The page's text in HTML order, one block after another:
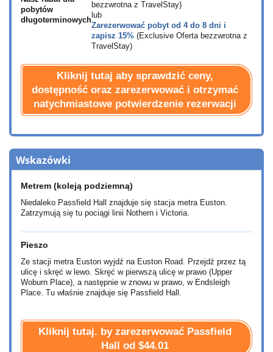
pobytów
długoterminowych
bezzwrotna z TravelStay)
lub
Zarezerwować pobyt od 4 do 8 dni i
zapisz 15% (Exclusive Oferta bezzwrotna z
TravelStay)
Kliknij tutaj aby sprawdzić ceny,
dostępność oraz zarezerwować i otrzymać
natychmiastowe potwierdzenie rezerwacji
Wskazówki
Metrem (koleją podziemną)
Niedaleko Passfield Hall znajduje się stacja metra Euston.
Zatrzymują się tu pociągi linii Nothern i Victoria.
Pieszo
Ze stacji metra Euston wyjdź na Euston Road. Przejdź przez tą
ulicę i skręć w lewo. Skręć w pierwszą ulicę w prawo (Upper
Woburn Place), a następnie w znowu w prawo, w Endsleigh
Place. Tu właśnie znajduje się Passfield Hall.
Kliknij tutaj. by zarezerwować Passfield
Hall od $44.01